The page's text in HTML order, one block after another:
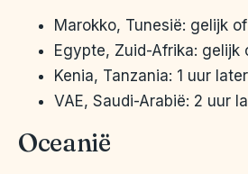
Marokko, Tunesië: gelijk
Egypte, Zuid-Afrika: gelijk
Kenia, Tanzania: 1 uur later
VAE, Saudi-Arabië: 2 uur
Oceanië